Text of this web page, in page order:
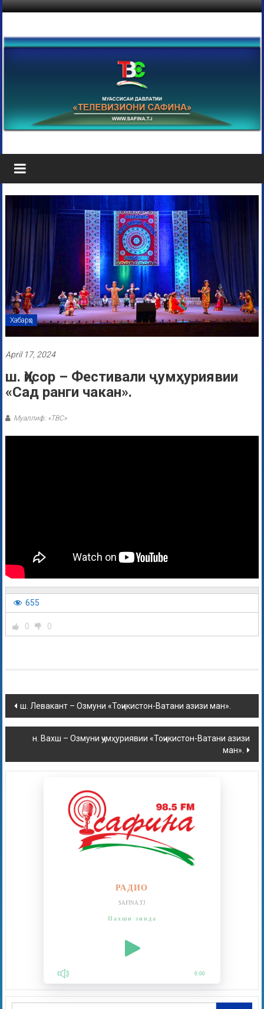
Хабарҳо
April 17, 2024
ш. Ҳисор – Фестивали ҷумҳуриявии
«Сад ранги чакан».
Муаллиф: «ТВС»
655
0 0
ш. Левакант – Озмуни «Тоҷикистон-Ватани азизи ман».
н. Вахш – Озмуни ҷумҳуриявии «Тоҷикистон-Ватани азизи
ман».
РАДИО
SAFINA.TJ
Пахши зинда
0:00